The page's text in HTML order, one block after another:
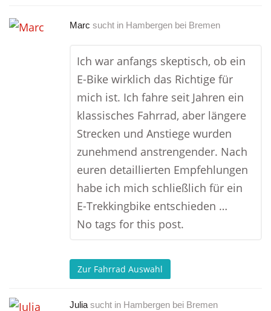
Marc sucht in Hambergen bei Bremen
Ich war anfangs skeptisch, ob ein
E-Bike wirklich das Richtige für
mich ist. Ich fahre seit Jahren ein
klassisches Fahrrad, aber längere
Strecken und Anstiege wurden
zunehmend anstrengender. Nach
euren detaillierten Empfehlungen
habe ich mich schließlich für ein
E-Trekkingbike entschieden …
No tags for this post.
Zur Fahrrad Auswahl
Julia sucht in Hambergen bei Bremen